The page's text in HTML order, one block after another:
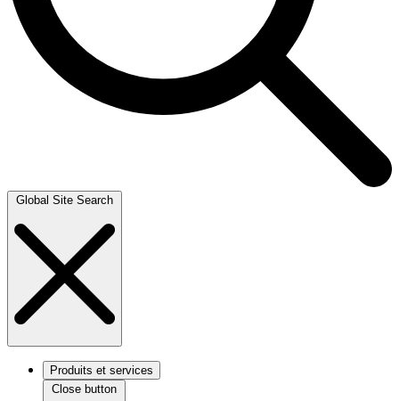
Global Site Search
Produits et services
Close button